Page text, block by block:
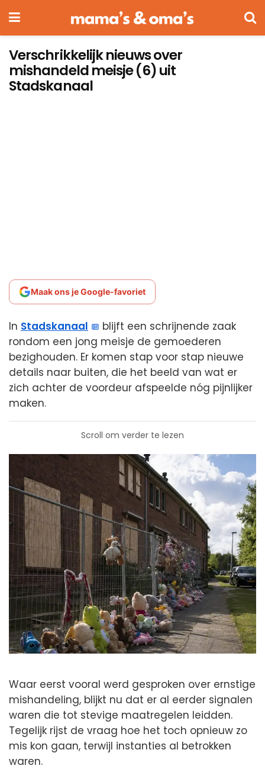
Verschrikkelijk nieuws over
mishandeld meisje (6) uit
Stadskanaal
Maak ons je Google-favoriet
In Stadskanaal
blijft een schrijnende zaak
rondom een jong meisje de gemoederen
bezighouden. Er komen stap voor stap nieuwe
details naar buiten, die het beeld van wat er
zich achter de voordeur afspeelde nóg pijnlijker
maken.
Scroll om verder te lezen
Waar eerst vooral werd gesproken over ernstige
mishandeling, blijkt nu dat er al eerder signalen
waren die tot stevige maatregelen leidden.
Tegelijk rijst de vraag hoe het toch opnieuw zo
mis kon gaan, terwijl instanties al betrokken
waren.